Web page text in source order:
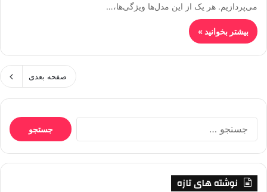
می‌پردازیم. هر یک از این مدل‌ها ویژگی‌ها،…
بیشتر بخوانید »
صفحه بعدی
جستجو
برای:
نوشته های تازه